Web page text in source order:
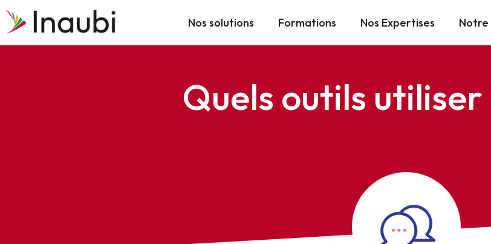
Aller
Nos solutions Formations Nos Expertises Notre
Quels outils